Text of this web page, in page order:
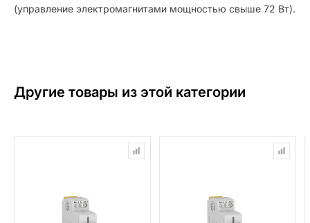
(управление электромагнитами мощностью свыше 72 Вт).
Другие товары из этой категории